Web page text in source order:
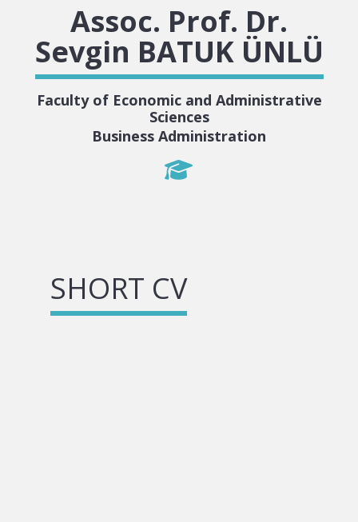
Assoc. Prof. Dr.
Sevgin BATUK ÜNLÜ
Faculty of Economic and Administrative
Sciences
Business Administration
SHORT CV